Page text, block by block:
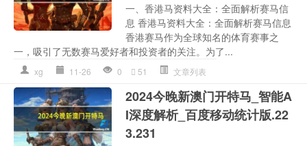
一、香港马资料大全：全面解析赛马信
息 香港马资料大全：全面解析赛马信息
香港赛马作为全球知名的体育赛事之
一，吸引了无数赛马爱好者和投资者的关注。为了...
xg 11-26 0 51 文章列表
2024今晚新澳门开特马_智能A
I深度解析_百度移动统计版.22
3.231